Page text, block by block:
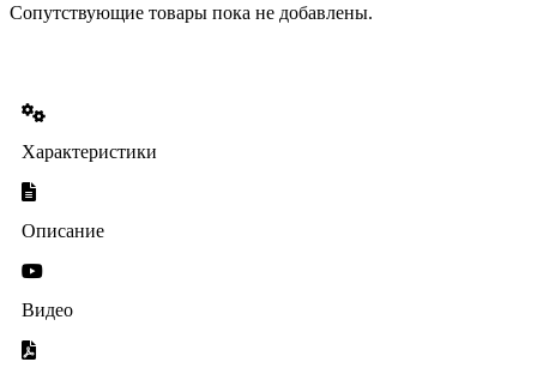
Сопутствующие товары пока не добавлены.
Характеристики
Описание
Видео